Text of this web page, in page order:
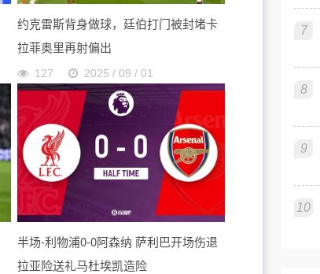
约克雷斯背身做球，廷伯打门被封堵卡
拉菲奥里再射偏出
127 2025 / 09 / 01
半场-利物浦0-0阿森纳 萨利巴开场伤退
拉亚险送礼马杜埃凯造险
7
8
9
10